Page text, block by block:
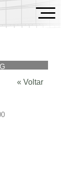
« Voltar